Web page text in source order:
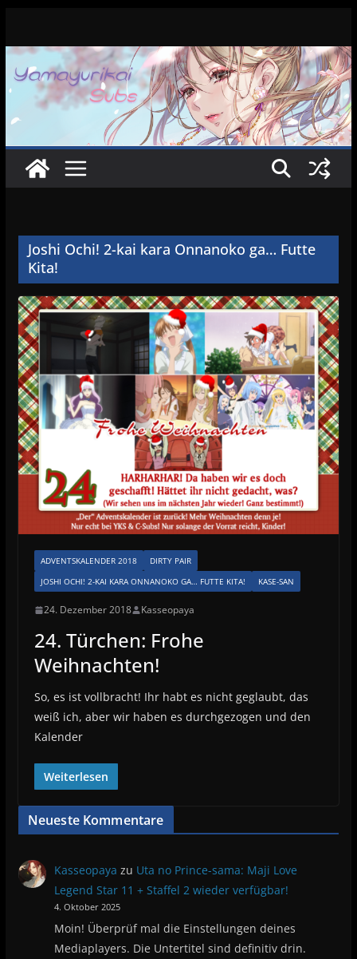
springen
Joshi Ochi! 2-kai kara Onnanoko ga… Futte
Kita!
ADVENTSKALENDER 2018
DIRTY PAIR
JOSHI OCHI! 2-KAI KARA ONNANOKO GA… FUTTE KITA!
KASE-SAN
24. Dezember 2018 Kasseopaya
24. Türchen: Frohe
Weihnachten!
So, es ist vollbracht! Ihr habt es nicht geglaubt, das
weiß ich, aber wir haben es durchgezogen und den
Kalender
Weiterlesen
Neueste Kommentare
Kasseopaya zu Uta no Prince-sama: Maji Love
Legend Star 11 + Staffel 2 wieder verfügbar!
4. Oktober 2025
Moin! Überprüf mal die Einstellungen deines
Mediaplayers. Die Untertitel sind definitiv drin.